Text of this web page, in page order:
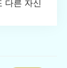
다른 자신